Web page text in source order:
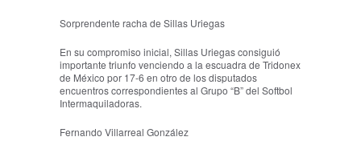
Sorprendente racha de Sillas Uriegas
En su compromiso inicial, Sillas Uriegas consiguió
importante triunfo venciendo a la escuadra de Tridonex
de México por 17-6 en otro de los disputados
encuentros correspondientes al Grupo “B” del Softbol
Intermaquiladoras.
Fernando Villarreal González